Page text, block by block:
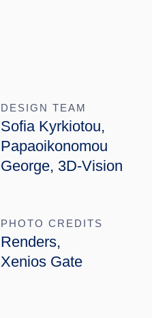
DESIGN TEAM
Sofia Kyrkiotou,
Papaoikonomou
George, 3D-Vision
PHOTO CREDITS
Renders,
Xenios Gate